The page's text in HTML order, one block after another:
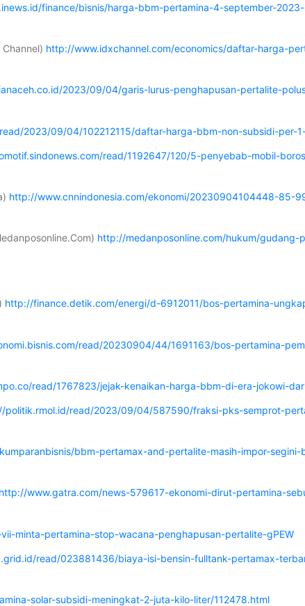
finance/bisnis/harga-bbm-pertamina-4-september-
http://www.idxchannel.com/economics/daftar-harga-
2023/09/04/garis-lurus-penghapusan-pertalite-
2023/09/04/102212115/daftar-harga-bbm-non-subsidi-per-
read/1192647/120/5-penyebab-mobil-
http://www.cnnindonesia.com/ekonomi/20230904104448-85-
http://medanposonline.com/hukum/gudang-
http://finance.detik.com/energi/d-6912011/bos-pertamina-
read/20230904/44/1691163/bos-pertamina-
read/1767823/jejak-kenaikan-harga-bbm-di-era-jokowi-
politik.rmol.id/read/2023/09/04/587590/fraksi-pks-semprot-
bbm-pertamax-and-pertalite-masih-impor-segini-
http://www.gatra.com/news-579617-ekonomi-dirut-pertamina-
minta-pertamina-stop-wacana-penghapusan-pertalite-gPEW
read/023881436/biaya-isi-bensin-fulltank-pertamax-
solar-subsidi-meningkat-2-juta-kilo-liter/112478.html